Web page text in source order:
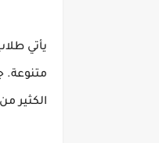
يأتي
متنوعة.
الكثير